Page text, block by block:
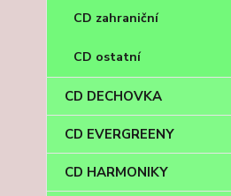
CD zahraniční
CD ostatní
CD DECHOVKA
CD EVERGREENY
CD HARMONIKY